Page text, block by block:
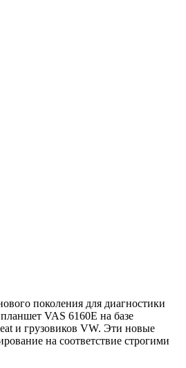
поколения для диагностики
VAS 6160E на базе
и грузовиков VW. Эти новые
на соответствие строгими